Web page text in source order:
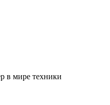
в мире техники